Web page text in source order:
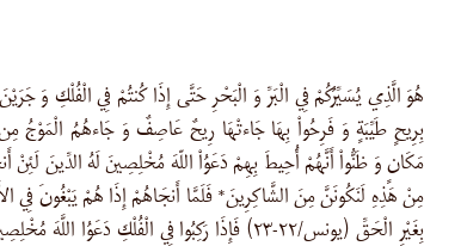
هُوَ الَّذِي يُسَيِّرُكُمْ فِي الْبَرِّ وَ الْبَحْرِ حَتَّى إِذَا كُنتُمْ فِي الْفُلْكِ وَ
بِرِيحٍ طَيِّبَةٍ وَ فَرِحُواْ بِهَا جَاءتْهَا رِيحٌ عَاصِفٌ وَ جَاءهُمُ الْمَوْجُ
مَكَانٍ وَ ظَنُّواْ أَنَّهُمْ أُحِيطَ بِهِمْ دَعَوُاْ اللّهَ مُخْلِصِينَ لَهُ الدِّينَ لَئِنْ
مِنْ هَذِهِ لَنَكُونَنَّ مِنَ الشَّاكِرِينَ* فَلَمَّا أَنجَاهُمْ إِذَا هُمْ يَبْغُونَ فِي
بِغَيْرِ الْحَقِّ (يونس/۲۲-۲۳) فَإِذَا رَكِبُوا فِي الْفُلْكِ دَعَوُا اللَّهَ